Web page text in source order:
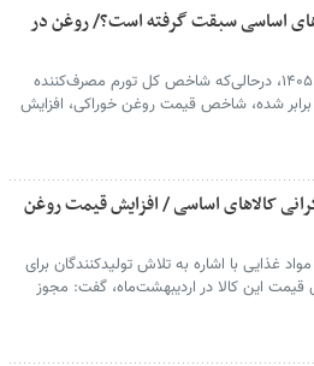
اساسی سبقت گرفته است؟/ روغن در
از فروردین ۱۴۰۰ تا اردیبهشت ۱۴۰۵، درحالی‌که شاخص کل تورم مصرف‌کننده
حدود ۶ برابر و شاخص تورم خوراکی‌ها ۱۰ برابر شده، شاخص قیمت روغن خوراکی، افزایش
کالاهای اساسی / افزایش قیمت روغن
غذایی با اشاره به تلاش تولیدکنندگان برای
این کالا در اردیبهشت‌ماه، گفت: مجوز